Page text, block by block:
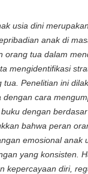
usia dini
anak di
orang tua dalam
mengidentifikasi
Penelitian ini
cara
dengan
bahwa peran
emosional anak
yang konsisten.
kepercayaan diri,